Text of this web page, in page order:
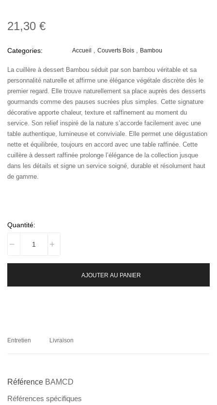
21,30 €
Categories: Accueil Couverts Bois Bambou
La cuillère à dessert Bambou séduit par son bambou véritable et sa
personnalité naturelle et affirme une élégance végétale discrète dès le
premier regard. Elle trouve naturellement sa place auprès des desserts
gourmands comme des pauses sucrées plus simples. Cette signature
décorative apporte chaleur, texture et raffinement au moment du
service. Son relief inspiré de la nature s’accorde facilement avec une
table authentique, lumineuse et conviviale. Elle permet une dégustation
nette et équilibrée, toujours en accord avec une table raffinée. Cette
cuillère à dessert raffinée prolonge l’élégance de la collection jusque
dans les détails et signe un service soigné, durable et résolument haut
de gamme.
Quantité:
AJOUTER AU PANIER
Entretien Livraison
Référence BAMCD
Références spécifiques